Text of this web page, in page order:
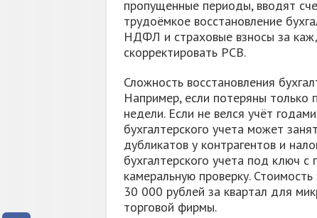
пропущенные периоды, вводят
трудоёмкое восстановление
НДФЛ и страховые взносы за
скорректировать РСВ.
Сложность восстановления
Например, если потеряны
недели. Если не велся учёт
бухгалтерского учета может
дубликатов у контрагентов и
бухгалтерского учета под ключ с
камеральную проверку.
30 000 рублей за квартал для
торговой фирмы.